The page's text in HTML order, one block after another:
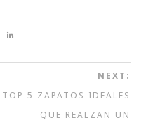
Pin
NEXT:
TOP 5 ZAPATOS IDEALES
QUE REALZAN UN